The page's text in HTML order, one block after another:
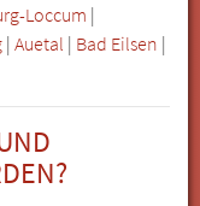
Loccum |
| Auetal | Bad Eilsen |